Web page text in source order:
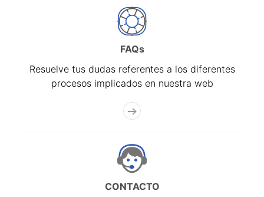
FAQs
Resuelve tus dudas referentes a los diferentes
procesos implicados en nuestra web
CONTACTO